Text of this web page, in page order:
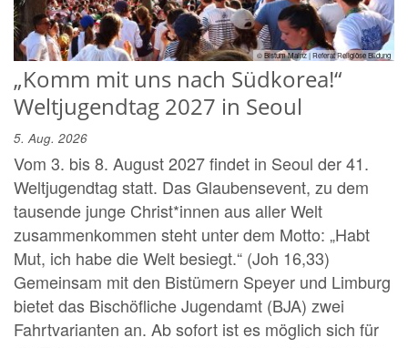
© Bistum Mainz | Referat Religiöse Bildung
„Komm mit uns nach Südkorea!“
Weltjugendtag 2027 in Seoul
5. Aug. 2026
Vom 3. bis 8. August 2027 findet in Seoul der 41.
Weltjugendtag statt. Das Glaubensevent, zu dem
tausende junge Christ*innen aus aller Welt
zusammenkommen steht unter dem Motto: „Habt
Mut, ich habe die Welt besiegt.“ (Joh 16,33)
Gemeinsam mit den Bistümern Speyer und Limburg
bietet das Bischöfliche Jugendamt (BJA) zwei
Fahrtvarianten an. Ab sofort ist es möglich sich für